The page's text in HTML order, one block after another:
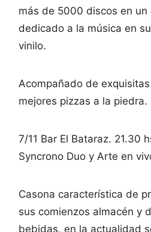
más de 5000 discos en
dedicado a la música en
vinilo.
Acompañado de
mejores pizzas a la piedra.
7/11 Bar El Bataraz. 21.30
Syncrono Duo y Arte en
Casona característica de
sus comienzos almacén y
bebidas, en la actualidad